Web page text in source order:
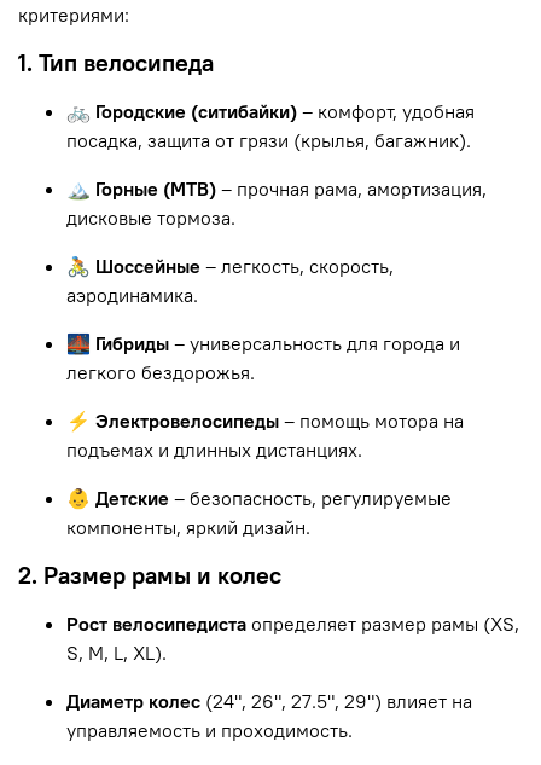
критериями:
1. Тип велосипеда
🚲 Городские (ситибайки) – комфорт, удобная
посадка, защита от грязи (крылья, багажник).
🏔 Горные (MTB) – прочная рама, амортизация,
дисковые тормоза.
🚴 Шоссейные – легкость, скорость,
аэродинамика.
🌉 Гибриды – универсальность для города и
легкого бездорожья.
⚡ Электровелосипеды – помощь мотора на
подъемах и длинных дистанциях.
👶 Детские – безопасность, регулируемые
компоненты, яркий дизайн.
2. Размер рамы и колес
Рост велосипедиста определяет размер рамы (XS,
S, M, L, XL).
Диаметр колес (24", 26", 27.5", 29") влияет на
управляемость и проходимость.